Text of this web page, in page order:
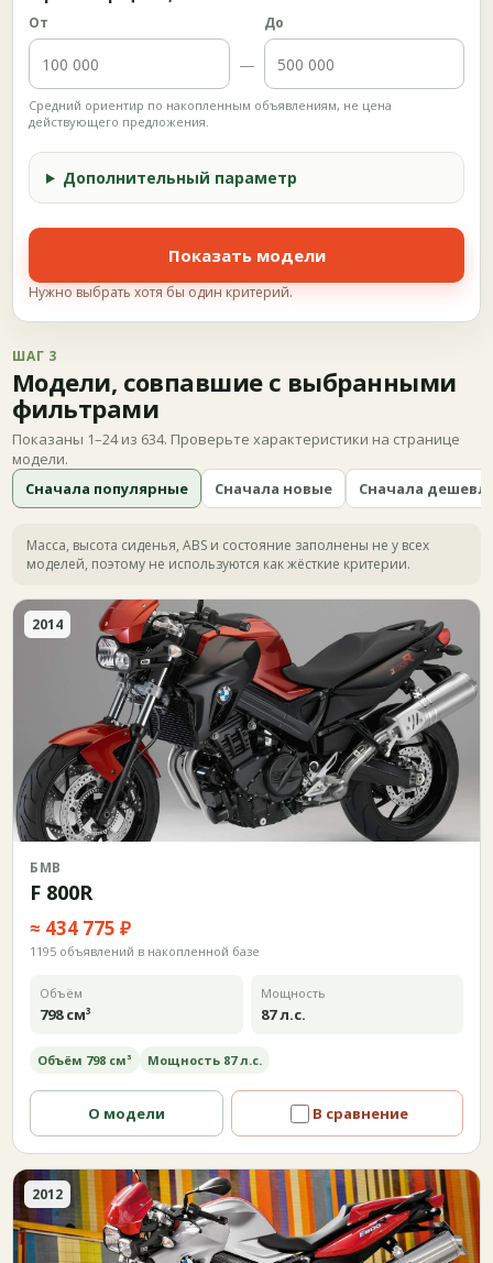
От
—
До
Средний ориентир по накопленным объявлениям, не цена
действующего предложения.
Дополнительный параметр
Показать модели
Нужно выбрать хотя бы один критерий.
ШАГ 3
Модели, совпавшие с выбранными
фильтрами
Показаны 1–24 из 634. Проверьте характеристики на странице
модели.
Сначала популярные
Сначала новые Сначала
Масса, высота сиденья, ABS и состояние заполнены не у всех
моделей, поэтому не используются как жёсткие критерии.
2014
БМВ
F 800R
≈ 434 775 ₽
1195 объявлений в накопленной базе
Объём
798 см³
Мощность
87 л.с.
Объём 798 см³ Мощность 87 л.с.
О модели В сравнение
2012